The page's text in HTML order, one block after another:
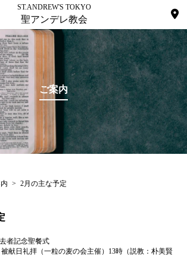
ST.ANDREW'S TOKYO
聖アンデレ教会
ご案内
> 2月の主な予定
者記念聖餐式
粒の麦の会主催）13時（説教：朴美賢